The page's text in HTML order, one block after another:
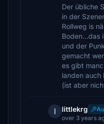
Der übliche
in der
Rollweg is
Boden…das
und der
gemacht
es gibt
landen auch
(ist aber
l littlekrg
over 3 years